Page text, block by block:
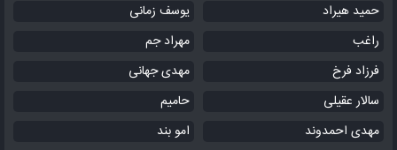
حمید هیراد
یوسف زمانی
راغب
مهراد جم
فرزاد فرخ
مهدی جهانی
سالار عقیلی
حامیم
مهدی احمدوند
امو بند